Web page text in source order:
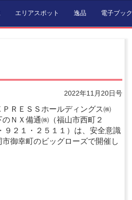
エリアスポット 逸品 電子ブック
2022年11月20日号
ＲＥＳＳホールディングス㈱
ＮＸ備通㈱（福山市西町２
２１・２５１１）は、安全意識
御幸町のビッグローズで開催し